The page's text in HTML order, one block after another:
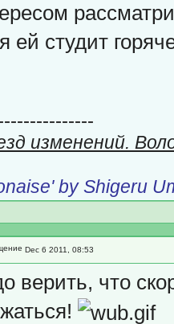
ей студит
изменений.
by Shigeru
Dec 6 2011, 08:53
верить, что